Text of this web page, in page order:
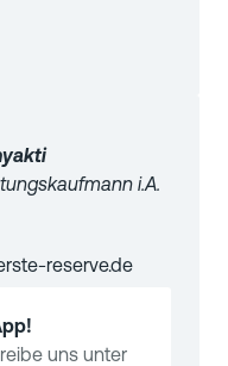
i.A.
reserve.de
uns unter